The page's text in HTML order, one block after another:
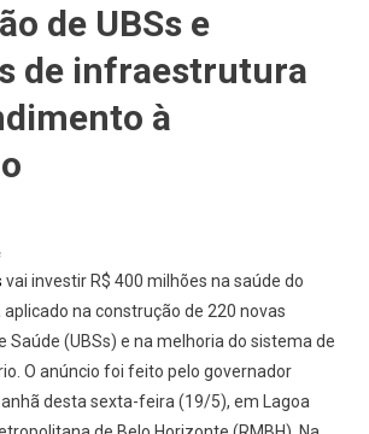
de UBSs e
de infraestrutura
à
vai investir R$ 400 milhões na saúde do
na construção de 220 novas
Saúde (UBSs) e na melhoria do sistema de
O anúncio foi feito pelo governador
desta sexta-feira (19/5), em Lagoa